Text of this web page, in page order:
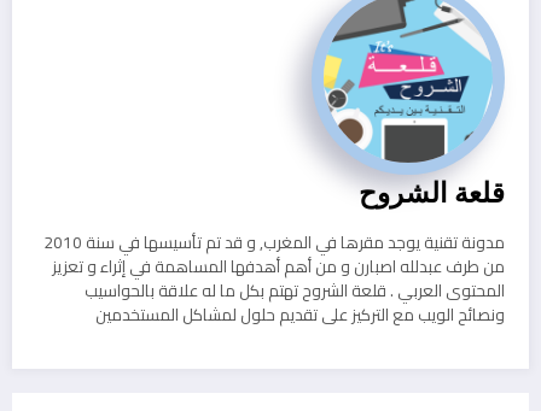
قلعة الشروح
مدونة تقنية يوجد مقرها في المغرب, و قد تم تأسيسها في سنة 2010
من طرف عبدلله اصبارن و من أهم أهدفها المساهمة في إثراء و تعزيز
المحتوى العربي . قلعة الشروح تهتم بكل ما له علاقة بالحواسيب
ونصائح الويب مع التركيز على تقديم حلول لمشاكل المستخدمين